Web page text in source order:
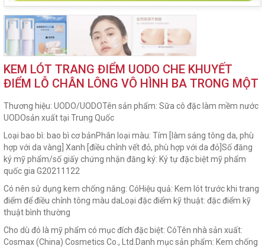
KEM LÓT TRANG ĐIỂM UODO CHE KHUYẾT
ĐIỂM LỖ CHÂN LÔNG VÔ HÌNH BA TRONG MỘT
Thương hiệu: UODO/UODOTên sản phẩm: Sữa cô đặc làm mềm nước
UODOsản xuất tại Trung Quốc
Loại bao bì: bao bì cơ bảnPhân loại màu: Tím [làm sáng tông da, phù
hợp với da vàng] Xanh [điều chỉnh vết đỏ, phù hợp với da đỏ] Số đăng
ký mỹ phẩm/số giấy chứng nhận đăng ký: Ký tự đặc biệt mỹ phẩm
quốc gia G20211122
Có nên sử dụng kem chống nắng: CóHiệu quả: Kem lót trước khi trang
điểm để điều chỉnh tông màu daLoại đặc điểm kỹ thuật: đặc điểm kỹ
thuật bình thường
Cho dù đó là mỹ phẩm có mục đích đặc biệt: CóTên nhà sản xuất:
Cosmax (China) Cosmetics Co., Ltd.Danh mục sản phẩm: Kem chống